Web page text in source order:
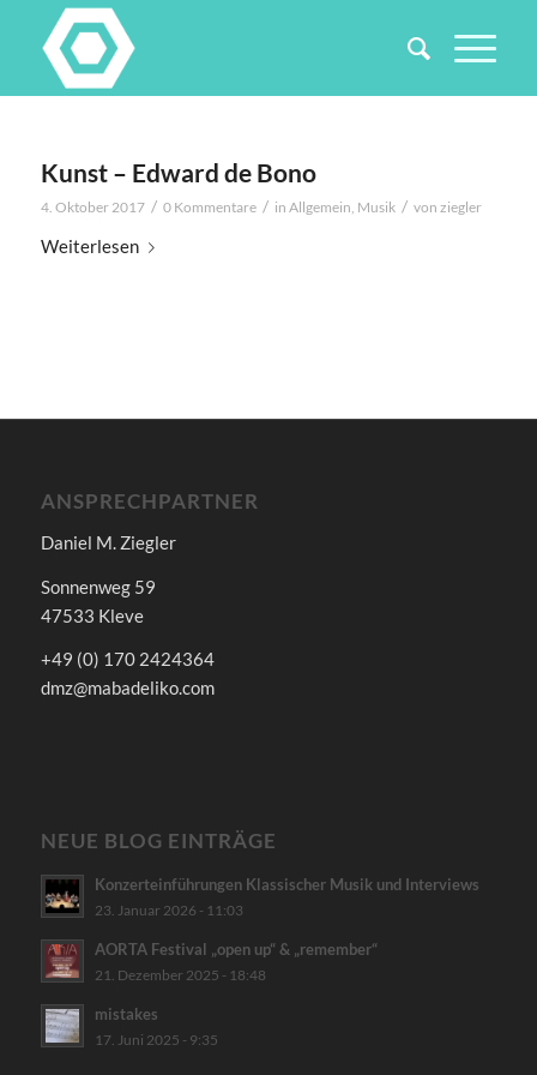
Kunst – Edward de Bono
4. Oktober 2017 / 0 Kommentare / in Allgemein, Musik / von ziegler
Weiterlesen
ANSPRECHPARTNER
Daniel M. Ziegler
Sonnenweg 59
47533 Kleve
+49 (0) 170 2424364
dmz@mabadeliko.com
NEUE BLOG EINTRÄGE
Konzerteinführungen Klassischer Musik und Interviews
23. Januar 2026 - 11:03
AORTA Festival „open up“ & „remember“
21. Dezember 2025 - 18:48
mistakes
17. Juni 2025 - 9:35